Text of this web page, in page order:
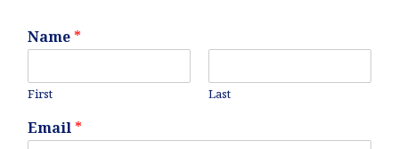
Name *
First Last
Email *